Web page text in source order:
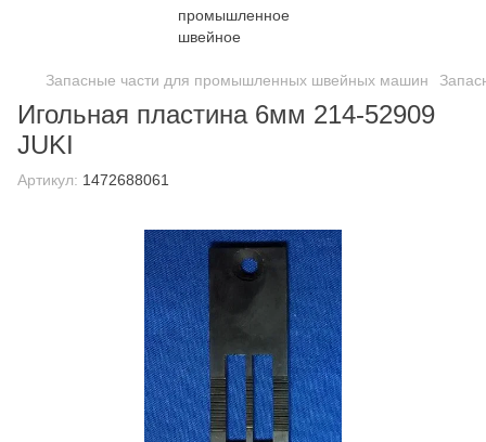
Запасные части для промышленных швейных машин
Игольная пластина 6мм 214-52909
JUKI
Артикул: 1472688061